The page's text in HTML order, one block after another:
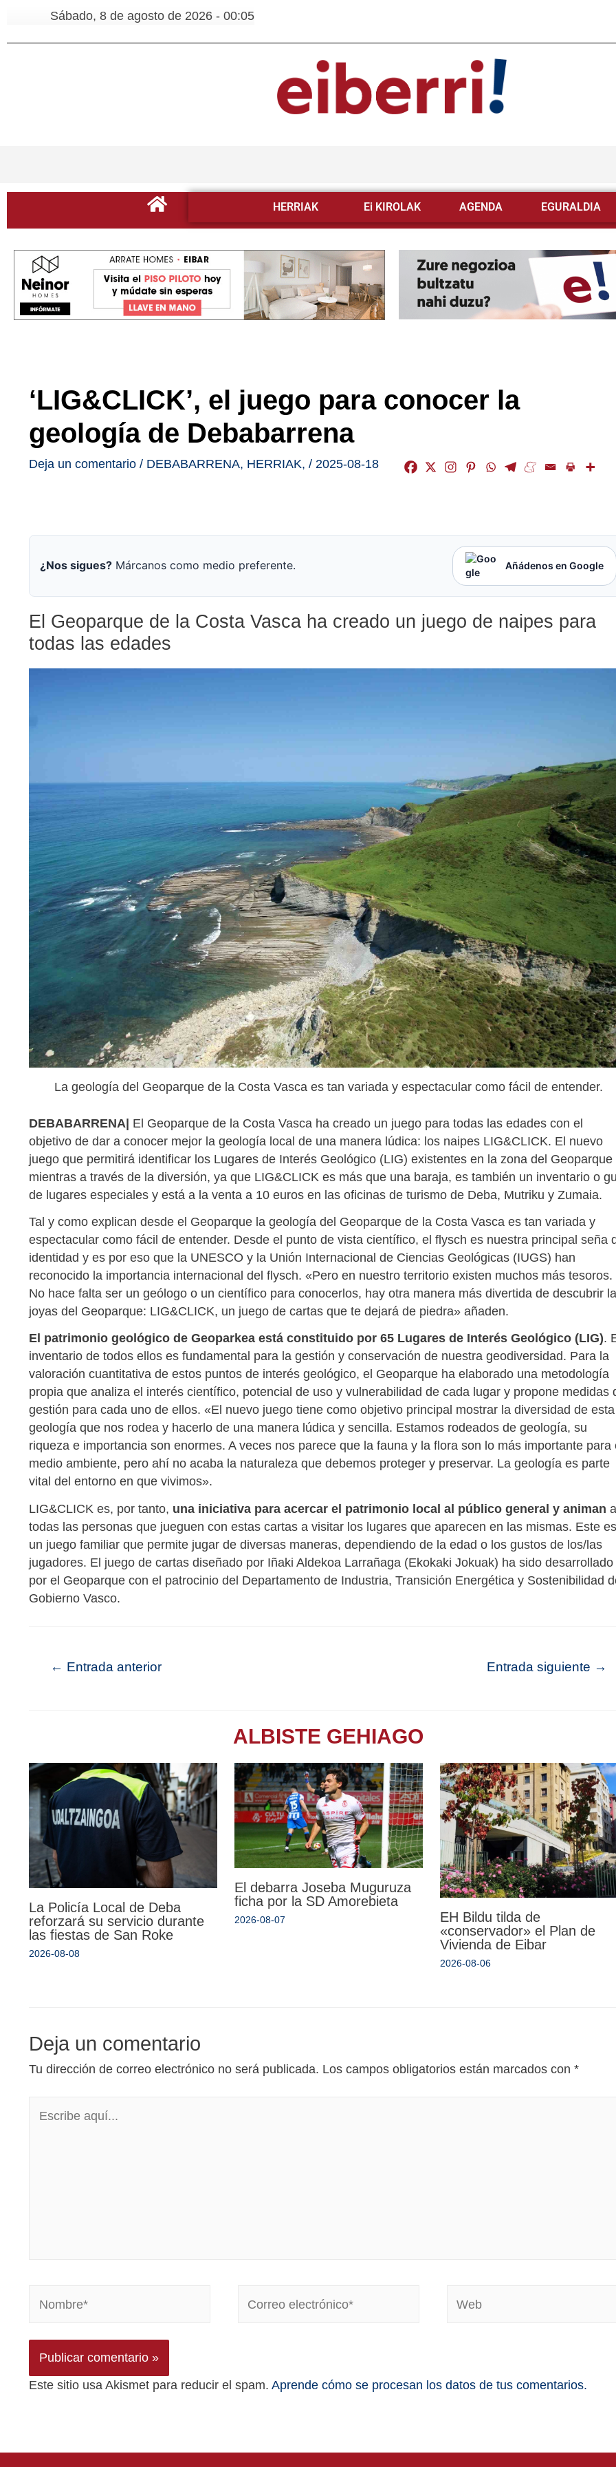
Sábado, 8 de agosto de 2026 - 00:05
HERRIAK Ei KIROLAK AGENDA EGURALDIA
‘LIG&CLICK’, el juego para conocer la
geología de Debabarrena
Deja un comentario / DEBABARRENA, HERRIAK, / 2025-08-18
¿Nos sigues? Márcanos como medio preferente. Añádenos en Google
El Geoparque de la Costa Vasca ha creado un juego de naipes para
todas las edades
La geología del Geoparque de la Costa Vasca es tan variada y espectacular como fácil de entender.
DEBABARRENA| El Geoparque de la Costa Vasca ha creado un juego para todas las edades con el
objetivo de dar a conocer mejor la geología local de una manera lúdica: los naipes LIG&CLICK. El nuevo
juego que permitirá identificar los Lugares de Interés Geológico (LIG) existentes en la zona del Geoparque
mientras a través de la diversión, ya que LIG&CLICK es más que una baraja, es también un inventario o
de lugares especiales y está a la venta a 10 euros en las oficinas de turismo de Deba, Mutriku y Zumaia.
Tal y como explican desde el Geoparque la geología del Geoparque de la Costa Vasca es tan variada y
espectacular como fácil de entender. Desde el punto de vista científico, el flysch es nuestra principal seña
identidad y es por eso que la UNESCO y la Unión Internacional de Ciencias Geológicas (IUGS) han
reconocido la importancia internacional del flysch. «Pero en nuestro territorio existen muchos más tesoros.
No hace falta ser un geólogo o un científico para conocerlos, hay otra manera más divertida de descubrir
joyas del Geoparque: LIG&CLICK, un juego de cartas que te dejará de piedra» añaden.
El patrimonio geológico de Geoparkea está constituido por 65 Lugares de Interés Geológico (LIG).
inventario de todos ellos es fundamental para la gestión y conservación de nuestra geodiversidad. Para la
valoración cuantitativa de estos puntos de interés geológico, el Geoparque ha elaborado una metodología
propia que analiza el interés científico, potencial de uso y vulnerabilidad de cada lugar y propone medidas
gestión para cada uno de ellos. «El nuevo juego tiene como objetivo principal mostrar la diversidad de esta
geología que nos rodea y hacerlo de una manera lúdica y sencilla. Estamos rodeados de geología, su
riqueza e importancia son enormes. A veces nos parece que la fauna y la flora son lo más importante para
medio ambiente, pero ahí no acaba la naturaleza que debemos proteger y preservar. La geología es parte
vital del entorno en que vivimos».
LIG&CLICK es, por tanto, una iniciativa para acercar el patrimonio local al público general y animan a
todas las personas que jueguen con estas cartas a visitar los lugares que aparecen en las mismas. Este es
un juego familiar que permite jugar de diversas maneras, dependiendo de la edad o los gustos de los/las
jugadores. El juego de cartas diseñado por Iñaki Aldekoa Larrañaga (Ekokaki Jokuak) ha sido desarrollado
por el Geoparque con el patrocinio del Departamento de Industria, Transición Energética y Sostenibilidad
Gobierno Vasco.
← Entrada anterior Entrada siguiente →
ALBISTE GEHIAGO
La Policía Local de Deba
reforzará su servicio durante
las fiestas de San Roke
2026-08-08
El debarra Joseba Muguruza
ficha por la SD Amorebieta
2026-08-07
EH Bildu tilda de
«conservador» el Plan de
Vivienda de Eibar
2026-08-06
Deja un comentario
Tu dirección de correo electrónico no será publicada. Los campos obligatorios están marcados con *
Este sitio usa Akismet para reducir el spam. Aprende cómo se procesan los datos de tus comentarios.